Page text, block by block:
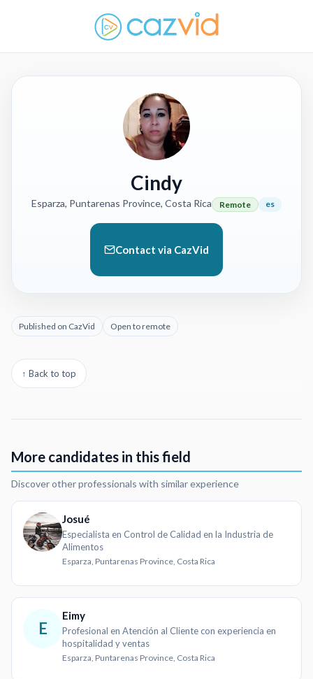
Cindy
Esparza, Puntarenas Province, Costa Rica Remote es
Contact via CazVid
Published on CazVid Open to remote
↑ Back to top
More candidates in this field
Discover other professionals with similar experience
Josué
Especialista en Control de Calidad en la Industria de
Alimentos
Esparza, Puntarenas Province, Costa Rica
E
Eimy
Profesional en Atención al Cliente con experiencia en
hospitalidad y ventas
Esparza, Puntarenas Province, Costa Rica